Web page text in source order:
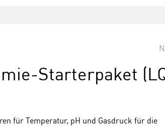
Starterpaket
für Temperatur, pH und Gasdruck für die